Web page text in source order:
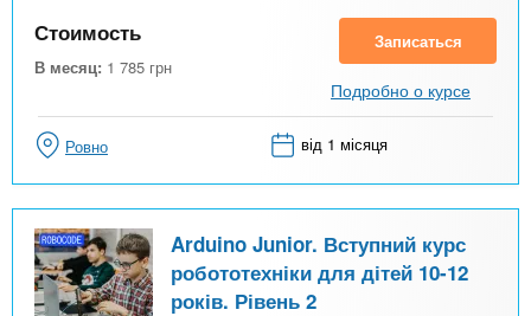
Стоимость
В месяц: 1 785 грн
Записаться
Подробно о курсе
Ровно від 1 місяця
Arduino Junior. Вступний курс
робототехніки для дітей 10-12
років. Рівень 2